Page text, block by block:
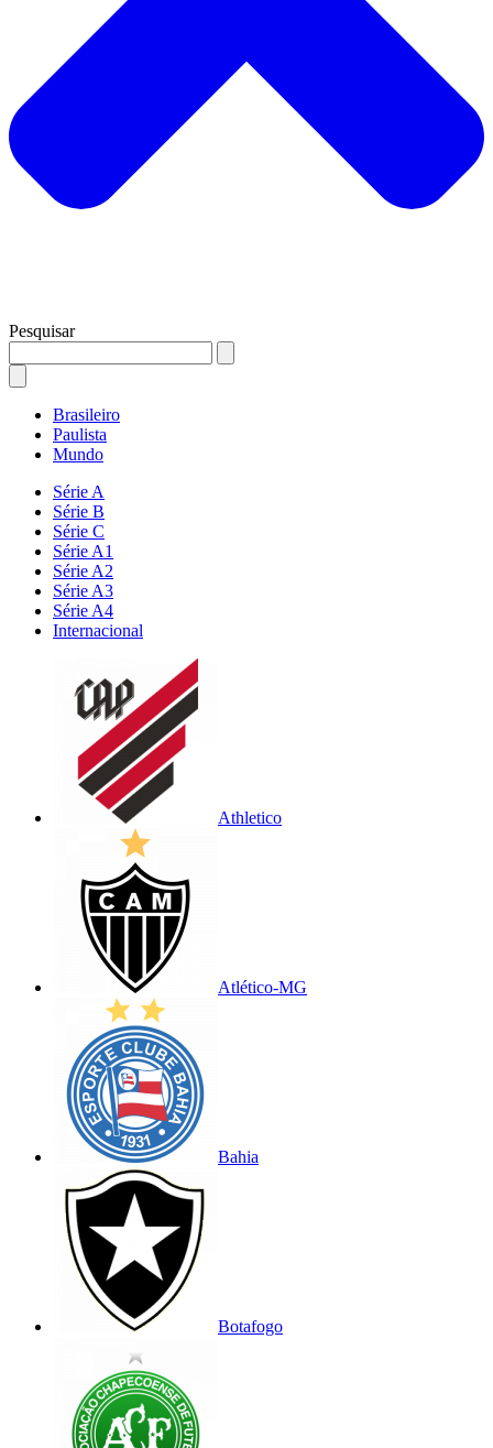
Pesquisar
Brasileiro
Paulista
Mundo
Série A
Série B
Série C
Série A1
Série A2
Série A3
Série A4
Internacional
Athletico
Atlético-MG
Bahia
Botafogo